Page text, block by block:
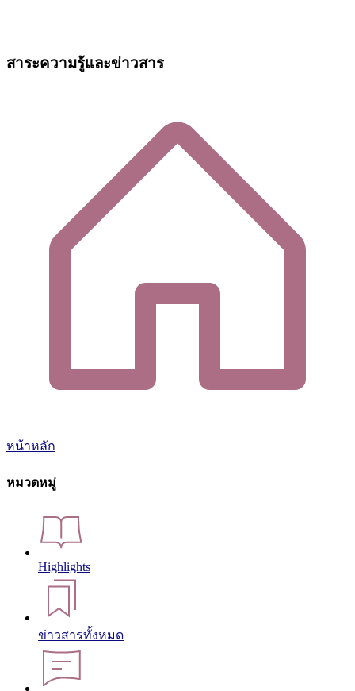
สาระความรู้และข่าวสาร
หน้าหลัก
หมวดหมู่
Highlights
ข่าวสารทั้งหมด